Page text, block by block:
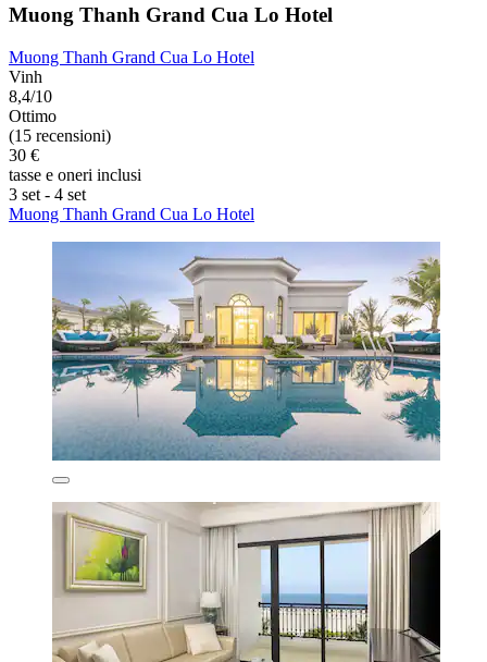
Muong Thanh Grand Cua Lo Hotel
Muong Thanh Grand Cua Lo Hotel
Vinh
8,4/10
Ottimo
(15 recensioni)
30 €
tasse e oneri inclusi
3 set - 4 set
Muong Thanh Grand Cua Lo Hotel